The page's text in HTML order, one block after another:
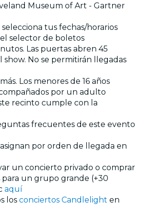
Museum of Art - Gartner
selecciona tus fechas/horarios
selector de boletos
Las puertas abren 45
No se permitirán llegadas
Los menores de 16 años
por un adulto
recinto cumple con la
frecuentes de este evento
asignan por orden de llegada en
un concierto privado o comprar
un grupo grande (+30
aquí
los conciertos Candlelight en